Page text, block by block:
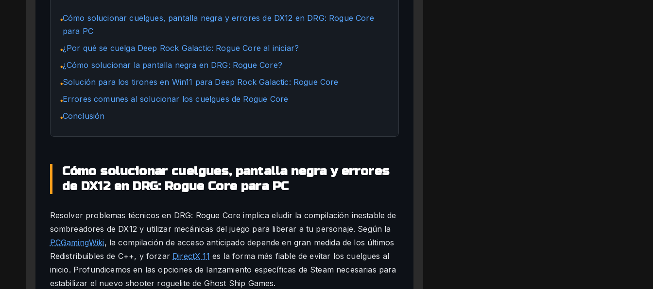
●Cómo solucionar cuelgues, pantalla negra y errores de DX12 en DRG: Rogue Core
para PC
●¿Por qué se cuelga Deep Rock Galactic: Rogue Core al iniciar?
●¿Cómo solucionar la pantalla negra en DRG: Rogue Core?
●Solución para los tirones en Win11 para Deep Rock Galactic: Rogue Core
●Errores comunes al solucionar los cuelgues de Rogue Core
●Conclusión
Cómo solucionar cuelgues, pantalla negra y errores
de DX12 en DRG: Rogue Core para PC
Resolver problemas técnicos en DRG: Rogue Core implica eludir la compilación inestable de
sombreadores de DX12 y utilizar mecánicas del juego para liberar a tu personaje. Según la
PCGamingWiki, la compilación de acceso anticipado depende en gran medida de los últimos
Redistribuibles de C++, y forzar DirectX 11 es la forma más fiable de evitar los cuelgues al
inicio. Profundicemos en las opciones de lanzamiento específicas de Steam necesarias para
estabilizar el nuevo shooter roguelite de Ghost Ship Games.